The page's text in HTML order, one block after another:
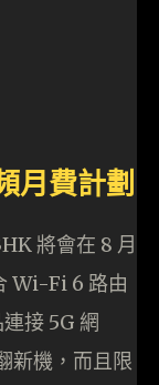
月費計劃
將會在 8 月
Wi-Fi 6 路由
接 5G 網
新機，而且限